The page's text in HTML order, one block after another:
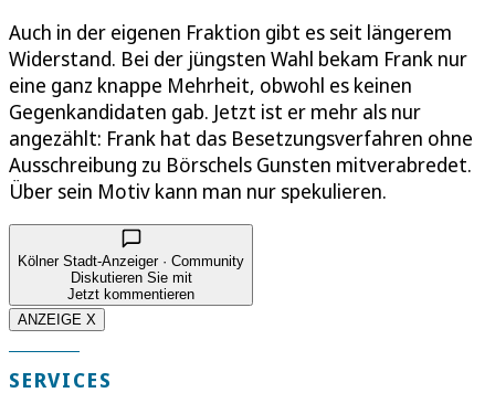
Auch in der eigenen Fraktion gibt es seit längerem
Widerstand. Bei der jüngsten Wahl bekam Frank nur
eine ganz knappe Mehrheit, obwohl es keinen
Gegenkandidaten gab. Jetzt ist er mehr als nur
angezählt: Frank hat das Besetzungsverfahren ohne
Ausschreibung zu Börschels Gunsten mitverabredet.
Über sein Motiv kann man nur spekulieren.
Kölner Stadt-Anzeiger · Community
Diskutieren Sie mit
Jetzt kommentieren
ANZEIGE X
SERVICES